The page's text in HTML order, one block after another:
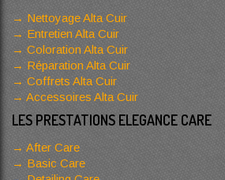
Nettoyage Alta Cuir
Entretien Alta Cuir
Coloration Alta Cuir
Réparation Alta Cuir
Coffrets Alta Cuir
Accessoires Alta Cuir
LES PRESTATIONS ELEGANCE CARE
After Care
Basic Care